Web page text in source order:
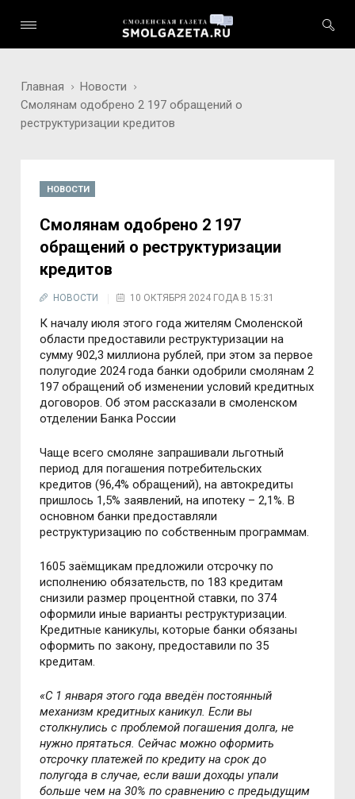
Главная
Новости
Смолянам одобрено 2 197 обращений о
реструктуризации кредитов
НОВОСТИ
Смолянам одобрено 2 197
обращений о реструктуризации
кредитов
НОВОСТИ 10 ОКТЯБРЯ 2024 ГОДА В 15:31
К началу июля этого года жителям Смоленской
области предоставили реструктуризации на
сумму 902,3 миллиона рублей, при этом за первое
полугодие 2024 года банки одобрили смолянам 2
197 обращений об изменении условий кредитных
договоров. Об этом рассказали в смоленском
отделении Банка России
Чаще всего смоляне запрашивали льготный
период для погашения потребительских
кредитов (96,4% обращений), на автокредиты
пришлось 1,5% заявлений, на ипотеку – 2,1%. В
основном банки предоставляли
реструктуризацию по собственным программам.
1605 заёмщикам предложили отсрочку по
исполнению обязательств, по 183 кредитам
снизили размер процентной ставки, по 374
оформили иные варианты реструктуризации.
Кредитные каникулы, которые банки обязаны
оформить по закону, предоставили по 35
кредитам.
«C 1 января этого года введён постоянный
механизм кредитных каникул. Если вы
столкнулись с проблемой погашения долга, не
нужно прятаться. Сейчас можно оформить
отсрочку платежей по кредиту на срок до
полугода в случае, если ваши доходы упали
больше чем на 30% по сравнению с предыдущим